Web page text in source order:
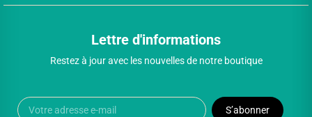
Lettre d'informations
Restez à jour avec les nouvelles de notre boutique
S’abonner